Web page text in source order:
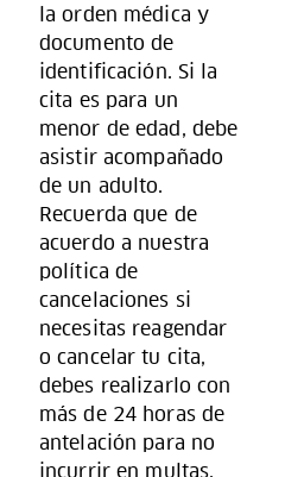
la orden médica y
documento de
identificación. Si la
cita es para un
menor de edad, debe
asistir acompañado
de un adulto.
Recuerda que de
acuerdo a nuestra
política de
cancelaciones si
necesitas reagendar
o cancelar tu cita,
debes realizarlo con
más de 24 horas de
antelación para no
incurrir en multas.